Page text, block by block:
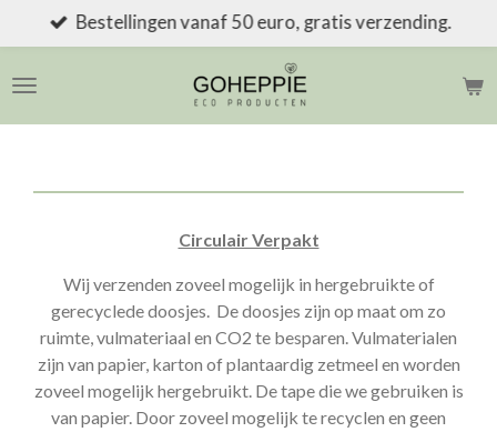
direct
naar
Bestellingen vanaf 50 euro, gratis verzending.
Circulair Verpakt
Wij verzenden zoveel mogelijk in hergebruikte of
gerecyclede doosjes. De doosjes zijn op maat om zo
ruimte, vulmateriaal en CO2 te besparen. Vulmaterialen
zijn van papier, karton of plantaardig zetmeel en worden
zoveel mogelijk hergebruikt. De tape die we gebruiken is
van papier. Door zoveel mogelijk te recyclen en geen